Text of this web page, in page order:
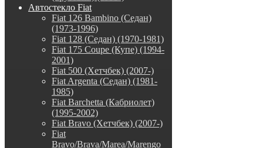
Автостекло Fiat
Fiat 126 Bambino (Седан)
(1973-1996)
Fiat 128 (Седан) (1970-1981)
Fiat 175 Coupe (Купе) (1994-
2001)
Fiat 500 (Хетчбек) (2007-)
Fiat Argenta (Седан) (1981-
1985)
Fiat Barchetta (Кабриолет)
(1995-2002)
Fiat Bravo (Хетчбек) (2007-)
Fiat
Bravo/Brava/Marea/Marengo